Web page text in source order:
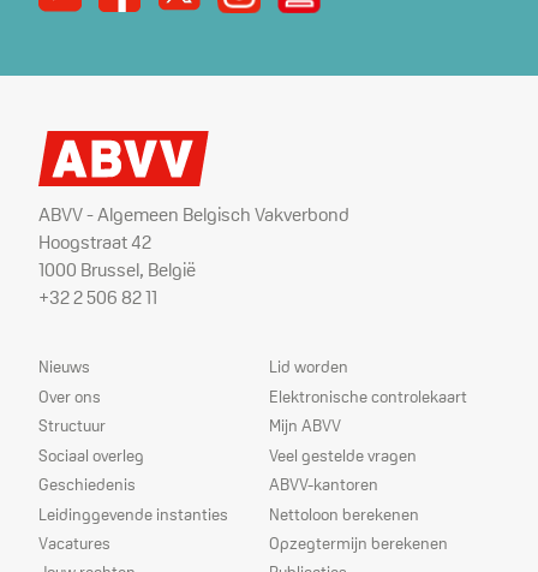
ABVV - Algemeen Belgisch Vakverbond
Hoogstraat 42
1000 Brussel, België
+32 2 506 82 11
Sitemap
Nieuws
Over ons
Structuur
Sociaal overleg
Geschiedenis
Leidinggevende instanties
Vacatures
Dienstverlening
Lid worden
Elektronische controlekaart
Mijn ABVV
Veel gestelde vragen
ABVV-kantoren
Nettoloon berekenen
Opzegtermijn berekenen